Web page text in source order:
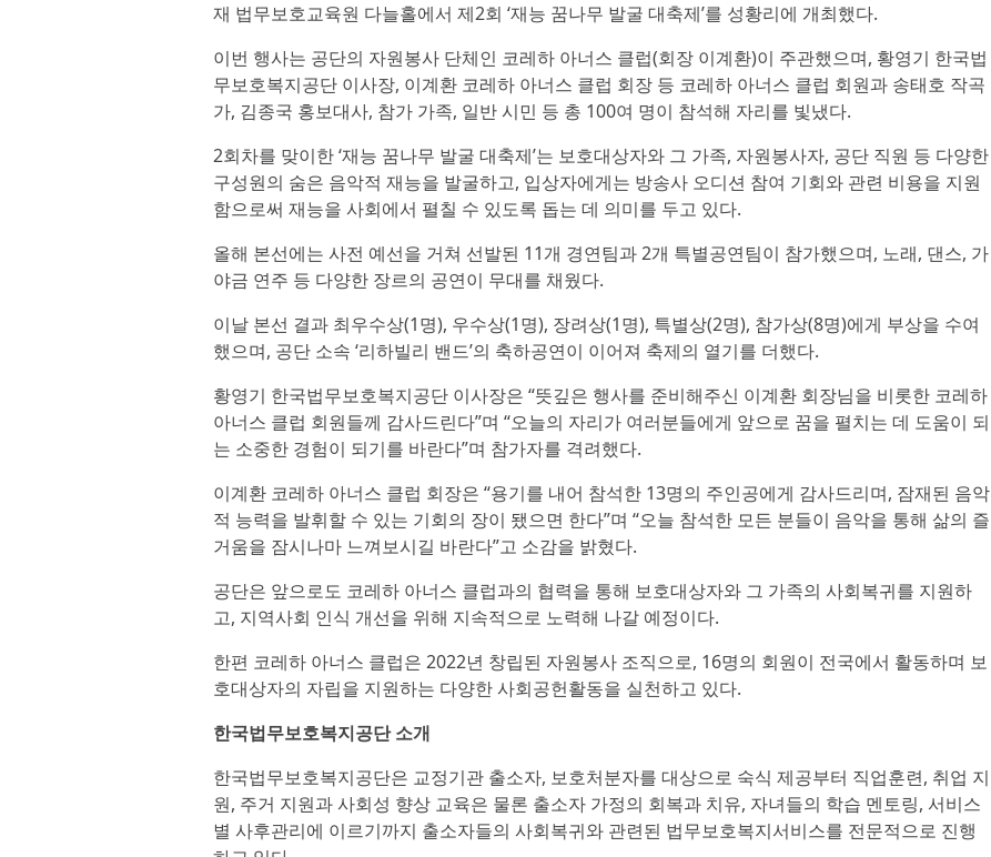
재 법무보호교육원 다늘홀에서 제2회 ‘재능 꿈나무 발굴 대축제’를 성황리에 개최했다.
이번 행사는 공단의 자원봉사 단체인 코레하 아너스 클럽(회장 이계환)이 주관했으며, 황영기 한국법
무보호복지공단 이사장, 이계환 코레하 아너스 클럽 회장 등 코레하 아너스 클럽 회원과 송태호 작곡
가, 김종국 홍보대사, 참가 가족, 일반 시민 등 총 100여 명이 참석해 자리를 빛냈다.
2회차를 맞이한 ‘재능 꿈나무 발굴 대축제’는 보호대상자와 그 가족, 자원봉사자, 공단 직원 등 다양한
구성원의 숨은 음악적 재능을 발굴하고, 입상자에게는 방송사 오디션 참여 기회와 관련 비용을 지원
함으로써 재능을 사회에서 펼칠 수 있도록 돕는 데 의미를 두고 있다.
올해 본선에는 사전 예선을 거쳐 선발된 11개 경연팀과 2개 특별공연팀이 참가했으며, 노래, 댄스, 가
야금 연주 등 다양한 장르의 공연이 무대를 채웠다.
이날 본선 결과 최우수상(1명), 우수상(1명), 장려상(1명), 특별상(2명), 참가상(8명)에게 부상을 수여
했으며, 공단 소속 ‘리하빌리 밴드’의 축하공연이 이어져 축제의 열기를 더했다.
황영기 한국법무보호복지공단 이사장은 “뜻깊은 행사를 준비해주신 이계환 회장님을 비롯한 코레하
아너스 클럽 회원들께 감사드린다”며 “오늘의 자리가 여러분들에게 앞으로 꿈을 펼치는 데 도움이 되
는 소중한 경험이 되기를 바란다”며 참가자를 격려했다.
이계환 코레하 아너스 클럽 회장은 “용기를 내어 참석한 13명의 주인공에게 감사드리며, 잠재된 음악
적 능력을 발휘할 수 있는 기회의 장이 됐으면 한다”며 “오늘 참석한 모든 분들이 음악을 통해 삶의 즐
거움을 잠시나마 느껴보시길 바란다”고 소감을 밝혔다.
공단은 앞으로도 코레하 아너스 클럽과의 협력을 통해 보호대상자와 그 가족의 사회복귀를 지원하
고, 지역사회 인식 개선을 위해 지속적으로 노력해 나갈 예정이다.
한편 코레하 아너스 클럽은 2022년 창립된 자원봉사 조직으로, 16명의 회원이 전국에서 활동하며 보
호대상자의 자립을 지원하는 다양한 사회공헌활동을 실천하고 있다.
한국법무보호복지공단 소개
한국법무보호복지공단은 교정기관 출소자, 보호처분자를 대상으로 숙식 제공부터 직업훈련, 취업 지
원, 주거 지원과 사회성 향상 교육은 물론 출소자 가정의 회복과 치유, 자녀들의 학습 멘토링, 서비스
별 사후관리에 이르기까지 출소자들의 사회복귀와 관련된 법무보호복지서비스를 전문적으로 진행